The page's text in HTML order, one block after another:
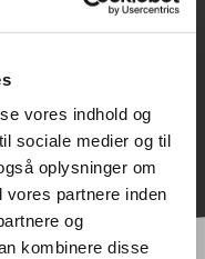
vores indhold og
sociale medier og til
oplysninger om
partnere inden
og
kombinere disse